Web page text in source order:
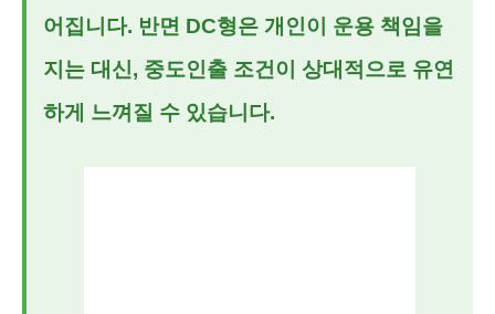
어집니다. 반면 DC형은 개인이 운용 책임을
지는 대신, 중도인출 조건이 상대적으로 유연
하게 느껴질 수 있습니다.